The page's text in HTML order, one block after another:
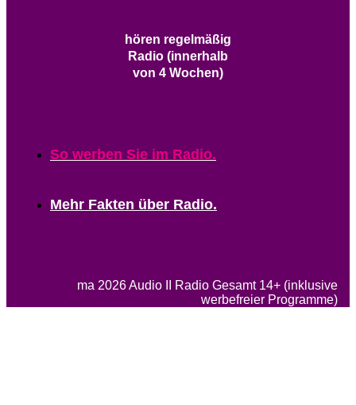
hören regelmäßig
Radio (innerhalb
von 4 Wochen)
So werben Sie im Radio.
Mehr Fakten über Radio.
ma 2026 Audio II Radio Gesamt 14+ (inklusive
werbefreier Programme)